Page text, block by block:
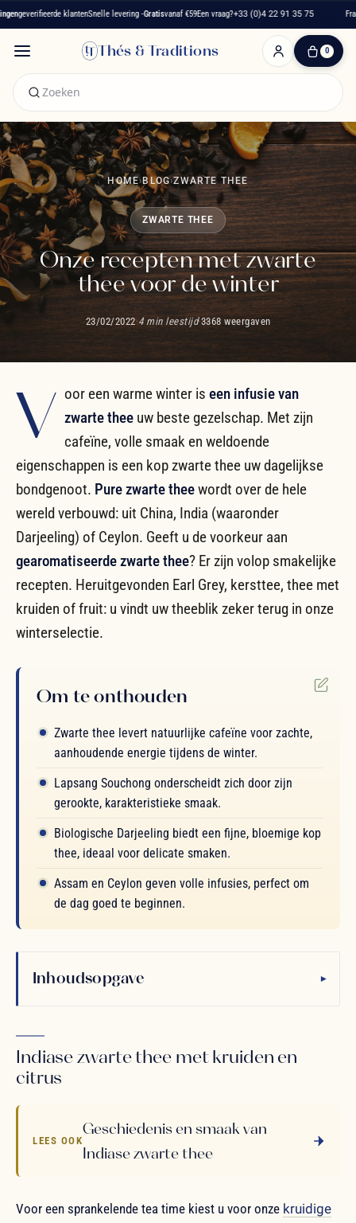
klantenSnelle levering -Gratisvanaf €59Een vraag?+33 (0)4 22 91 35 75 Frans
Thés & Traditions 0
0
€ 0,00
Winkelwagen
HOME› BLOG›ZWARTE THEE
ZWARTE THEE
Onze recepten met zwarte
thee voor de winter
23/02/2022·4 min leestijd·3368 weergaven
V oor een warme winter is een infusie van
zwarte thee uw beste gezelschap. Met zijn
cafeïne, volle smaak en weldoende
eigenschappen is een kop zwarte thee uw dagelijkse
bondgenoot. Pure zwarte theewordt over de hele
wereld verbouwd: uit China, India (waaronder
Darjeeling) of Ceylon. Geeft u de voorkeur aan
gearomatiseerde zwarte thee? Er zijn volop smakelijke
recepten. Heruitgevonden Earl Grey, kersttee, thee met
kruiden of fruit: u vindt uw theeblik zeker terug in onze
winterselectie.
Om te onthouden
Zwarte thee levert natuurlijke cafeïne voor zachte,
aanhoudende energie tijdens de winter.
Lapsang Souchong onderscheidt zich door zijn
gerookte, karakteristieke smaak.
Biologische Darjeeling biedt een fijne, bloemige kop
thee, ideaal voor delicate smaken.
Assam en Ceylon geven volle infusies, perfect om
de dag goed te beginnen.
Inhoudsopgave ▾
Indiase zwarte thee met kruiden en
citrus
LEES OOK
Geschiedenis en smaak van
Indiase zwarte thee
Voor een sprankelende tea time kiest u voor onze kruidige